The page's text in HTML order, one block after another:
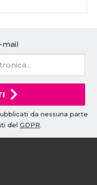
mail
da nessuna parte
del GDPR.